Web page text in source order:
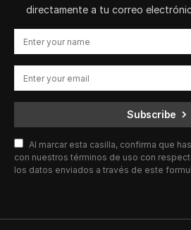
directamente a tu correo
Subscribe
Al marcar esta casilla, confirma que
con nuestros términos de uso con
los datos enviados a través de este